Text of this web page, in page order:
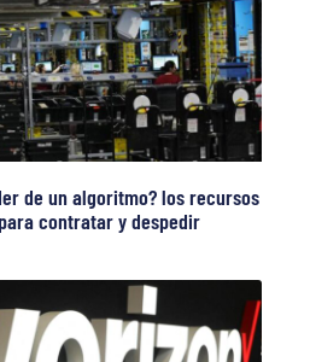
de un algoritmo? los recursos
contratar y despedir